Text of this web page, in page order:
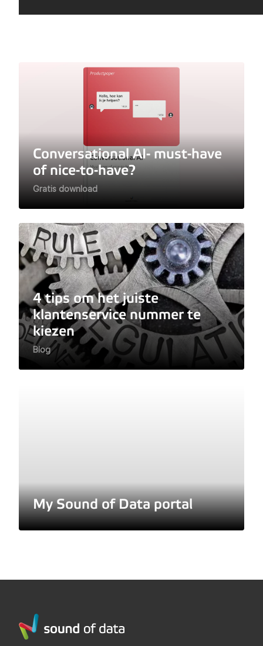
Conversational AI- must-have
of nice-to-have?
Gratis download
4 tips om het juiste
klantenservice nummer te
kiezen
Blog
My Sound of Data portal